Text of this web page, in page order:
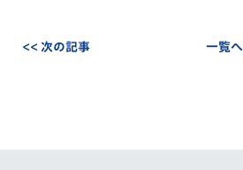
<< 次の記事 一覧